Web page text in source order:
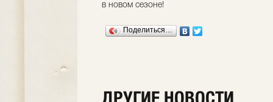
в новом сезоне!
Поделиться…